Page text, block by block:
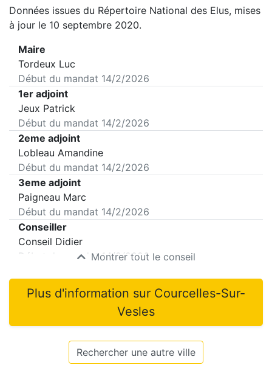
Données issues du Répertoire National des Elus, mises
à jour le 10 septembre 2020.
Maire
Tordeux Luc
Début du mandat 14/2/2026
1er adjoint
Jeux Patrick
Début du mandat 14/2/2026
2eme adjoint
Lobleau Amandine
Début du mandat 14/2/2026
3eme adjoint
Paigneau Marc
Début du mandat 14/2/2026
Conseiller
Conseil Didier
Début du mandat14/2/2026
Montrer tout le conseil
Plus d'information sur Courcelles-Sur-
Vesles
Rechercher une autre ville